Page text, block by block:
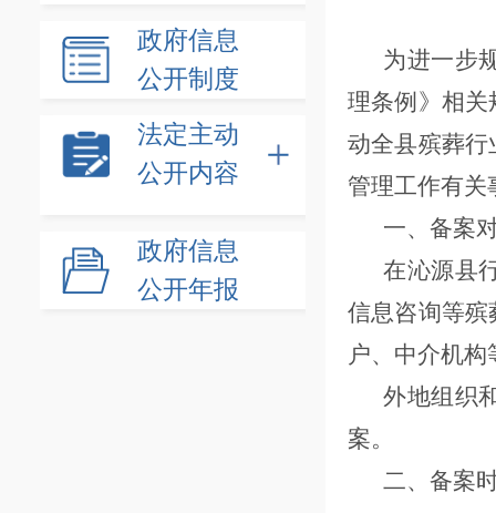
政府信息
公开制度
法定主动
公开内容
政府信息
公开年报
为进一步
理条例》相
动全县殡葬
管理工作有关
一、备案
在沁源县
信息咨询等
户、中介机
外地组织
案。
二、备案